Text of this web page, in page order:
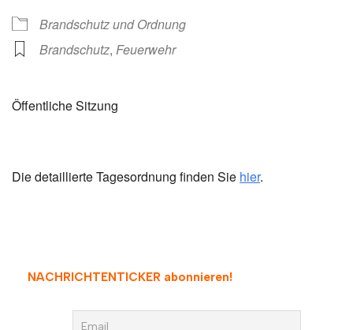
Brandschutz und Ordnung
Brandschutz, Feuerwehr
Öffentliche Sitzung
Die detaillierte Tagesordnung finden Sie hier.
NACHRICHTENTICKER abonnieren!